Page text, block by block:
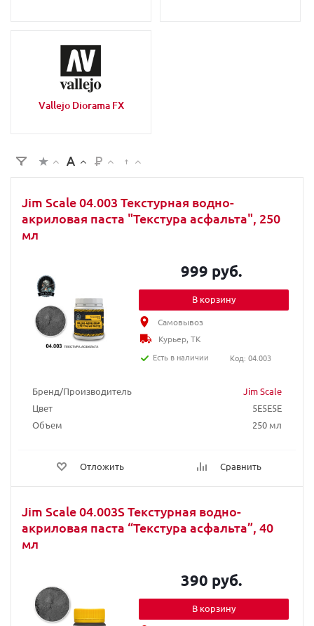
Vallejo Diorama FX
Jim Scale 04.003 Текстурная водно-
акриловая паста "Текстура асфальта", 250
мл
Бренд/Производитель
Jim Scale
Цвет
5E5E5E
Объем
250 мл
Отложить Сравнить
999 руб.
В корзину
Самовывоз
Курьер, ТК
Есть в наличии
Код: 04.003
Jim Scale 04.003S Текстурная водно-
акриловая паста “Текстура асфальта”, 40
мл
390 руб.
В корзину